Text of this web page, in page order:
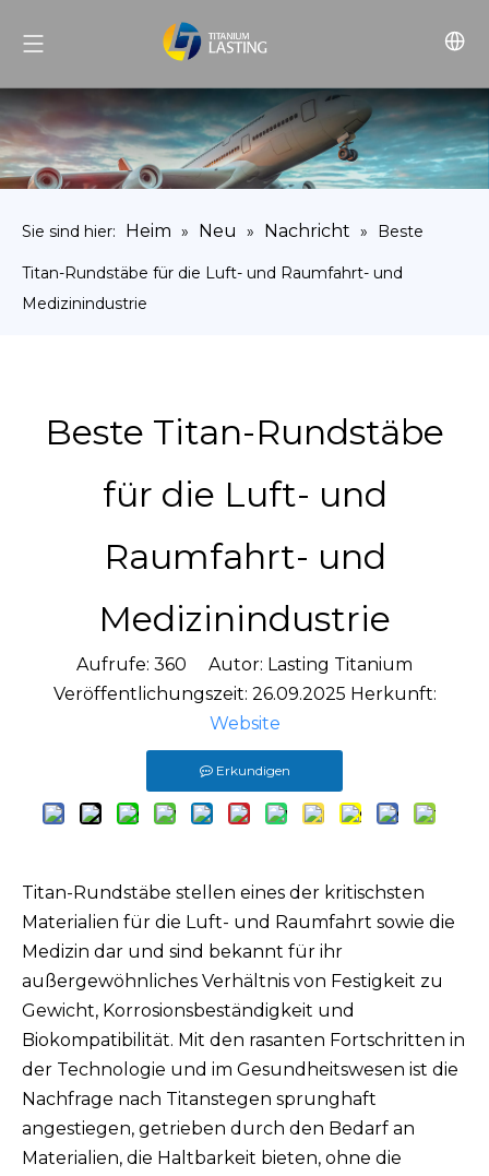
Sie sind hier: Heim » Neu » Nachricht » Beste
Titan-Rundstäbe für die Luft- und Raumfahrt- und
Medizinindustrie
Beste Titan-Rundstäbe
für die Luft- und
Raumfahrt- und
Medizinindustrie
Aufrufe: 360 Autor: Lasting Titanium
Veröffentlichungszeit: 26.09.2025 Herkunft:
Website
Erkundigen
Titan-Rundstäbe stellen eines der kritischsten
Materialien für die Luft- und Raumfahrt sowie die
Medizin dar und sind bekannt für ihr
außergewöhnliches Verhältnis von Festigkeit zu
Gewicht, Korrosionsbeständigkeit und
Biokompatibilität. Mit den rasanten Fortschritten in
der Technologie und im Gesundheitswesen ist die
Nachfrage nach Titanstegen sprunghaft
angestiegen, getrieben durch den Bedarf an
Materialien, die Haltbarkeit bieten, ohne die